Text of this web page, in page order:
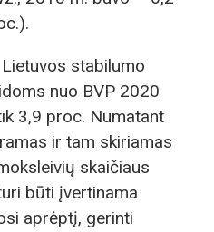
stabilumo
nuo BVP 2020
3,9 proc. Numatant
ir tam skiriamas
skaičiaus
būti įvertinama
aprėptį, gerinti